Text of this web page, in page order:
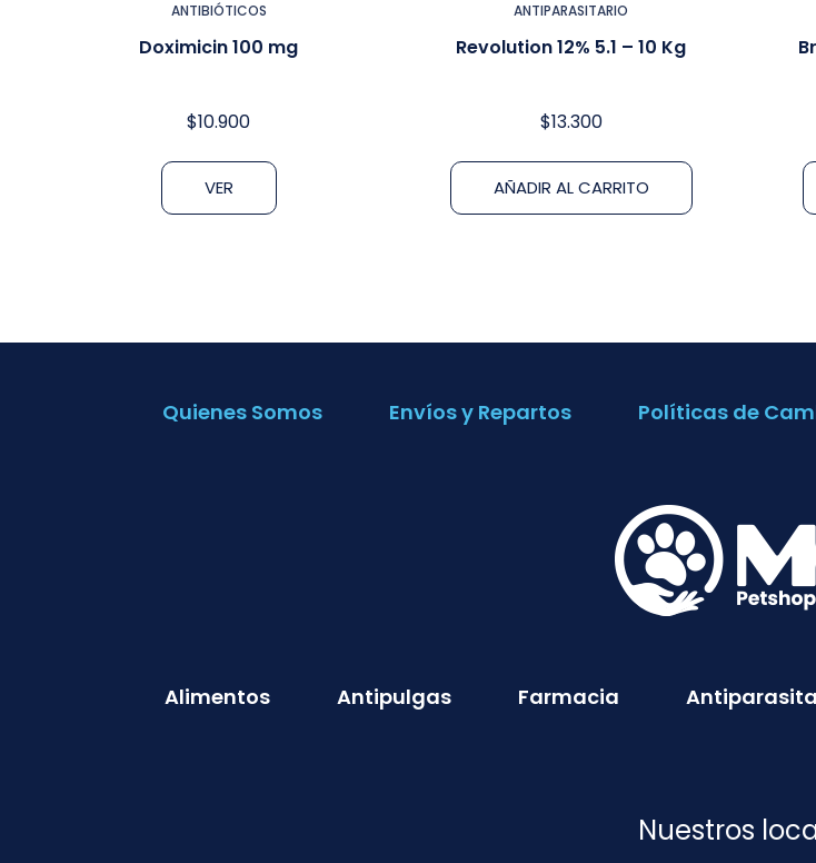
ANTIBIÓTICOS
Doximicin 100 mg
$10.900
VER
ANTIPARASITARIO
Revolution 12% 5.1 – 10 Kg
$13.300
AÑADIR AL CARRITO
Quienes Somos Envíos y Repartos Políticas de
Alimentos Antipulgas Farmacia
Nuestros